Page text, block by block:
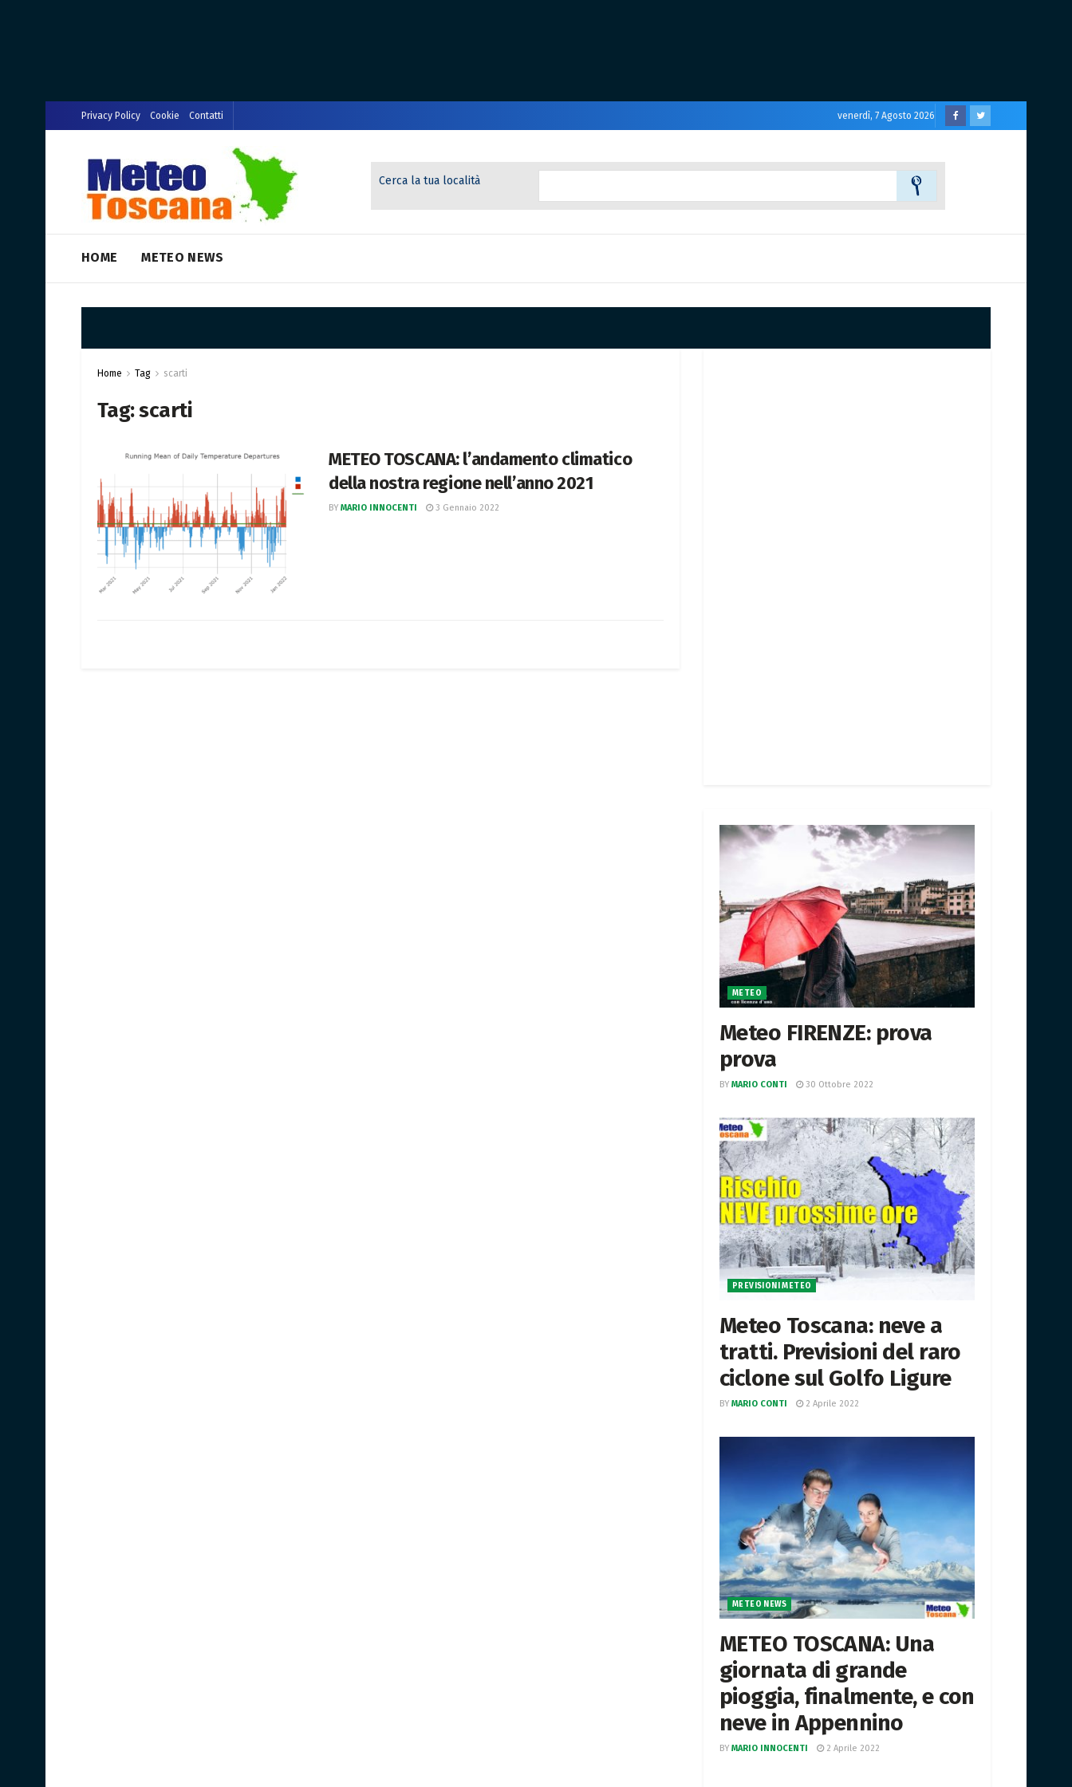
Privacy Policy Cookie Contatti venerdì, 7 Agosto 2026
Cerca la tua località
HOME METEO NEWS
Home Tag scarti
Tag:scarti
METEO TOSCANA: l’andamento climatico
della nostra regione nell’anno 2021
BY MARIO INNOCENTI 3 Gennaio 2022
METEO
Meteo FIRENZE: prova
prova
BY MARIO CONTI 30 Ottobre 2022
PREVISIONI METEO
Meteo Toscana: neve a
tratti. Previsioni del raro
ciclone sul Golfo Ligure
BY MARIO CONTI 2 Aprile 2022
METEO NEWS
METEO TOSCANA: Una
giornata di grande
pioggia, finalmente, e con
neve in Appennino
BY MARIO INNOCENTI 2 Aprile 2022